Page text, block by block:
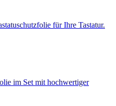
für Ihre Tastatur.
im Set mit hochwertiger